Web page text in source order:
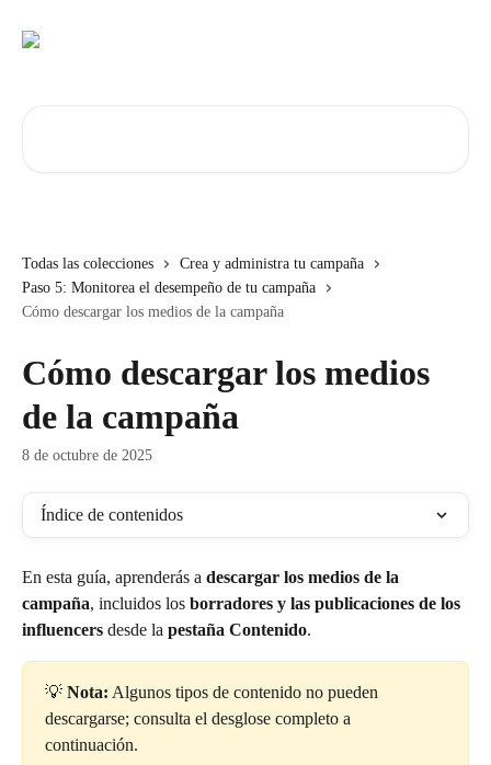
Todas las colecciones
Crea y administra tu campaña
Paso 5: Monitorea el desempeño de tu campaña
Cómo descargar los medios de la campaña
Cómo descargar los medios
de la campaña
8 de octubre de 2025
Índice de contenidos
En esta guía, aprenderás a descargar los medios de la
campaña, incluidos los borradores y las publicaciones de los
influencers desde la pestaña Contenido.
💡 Nota: Algunos tipos de contenido no pueden
descargarse; consulta el desglose completo a
continuación.